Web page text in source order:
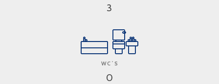
3
WC´S
0